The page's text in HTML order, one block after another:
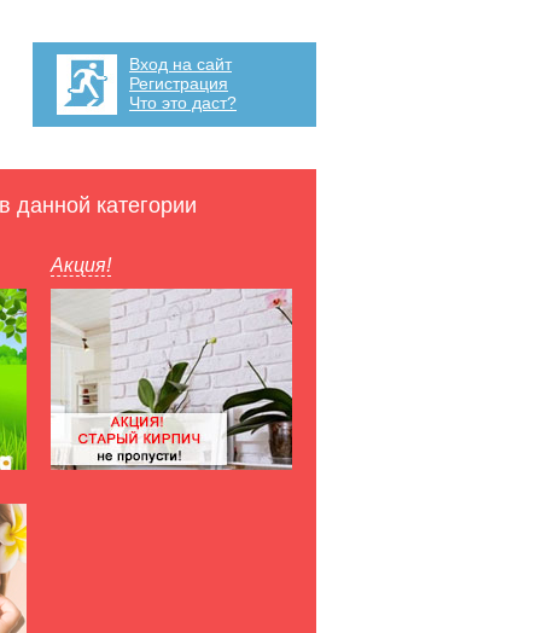
Вход на сайт
Регистрация
Что это даст?
данной категории
Акция!